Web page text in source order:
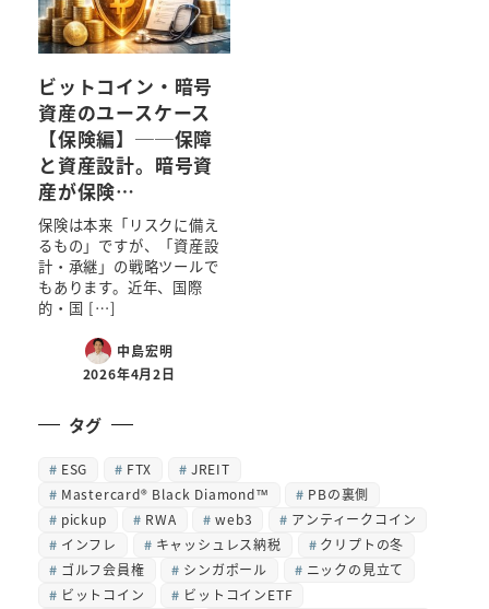
ビットコイン・暗号
資産のユースケース
【保険編】──保障
と資産設計。暗号資
産が保険…
保険は本来「リスクに備え
るもの」ですが、「資産設
計・承継」の戦略ツールで
もあります。近年、国際
的・国 […]
中島宏明
2026年4月2日
タグ
ESG FTX
JREIT
Mastercard® Black Diamond™
PBの裏側
pickup
RWA web3
アンティークコイン
インフレ
キャッシュレス納税
クリプトの冬
ゴルフ会員権
シンガポール
ニックの見立て
ビットコイン
ビットコインETF